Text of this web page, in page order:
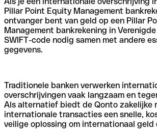
Pillar Point Equity Management
ontvanger bent van geld op een Pillar
Management bankrekening in
SWIFT-code nodig samen met andere
gegevens.
Traditionele banken verwerken
overschrijvingen vaak langzaam en
Als alternatief biedt de Qonto zakelijke
internationale transacties een snelle,
veilige oplossing om internationaal geld